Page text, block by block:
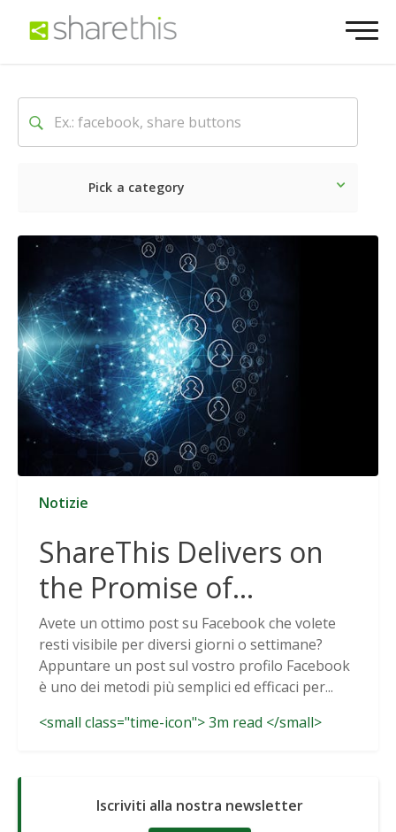
Pick a category
Ultime notizie Sociale
Notizie
ShareThis Delivers on
the Promise of
Cookieless Data
Solutions
Avete un ottimo post su Facebook che volete
resti visibile per diversi giorni o settimane?
Appuntare un post sul vostro profilo Facebook
è uno dei metodi più semplici ed efficaci per...
<small class="time-icon"> 3m read </small>
Iscriviti alla nostra newsletter